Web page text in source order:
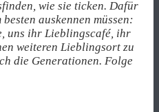
wie sie ticken. Dafür
auskennen müssen:
uns ihr Lieblingscafé, ihr
weiteren Lieblingsort zu
die Generationen. Folge